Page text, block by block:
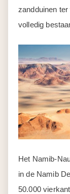
zandduinen
volledig
Het Namib-
in de Namib
50.000